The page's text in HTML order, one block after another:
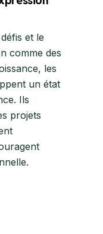
et le
comme des
les
un état
Ils
projets